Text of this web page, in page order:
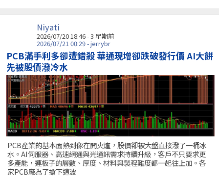
Niyati
2026/07/20 18:46 - 3 星期前
2026/07/21 00:29 - jerrybr
PCB滿手利多卻遭錯殺 華通現增卻跌破發行價 AI大餅
先被股價潑冷水
PCB產業的基本面熱到像在開火爐，股價卻被大盤直接潑了一桶冰
水。AI伺服器、高速網通與光通訊需求持續升級，客戶不只要求更
多產能，連板子的層數、厚度、材料與製程難度都一起往上加。各
家PCB廠為了搶下這波